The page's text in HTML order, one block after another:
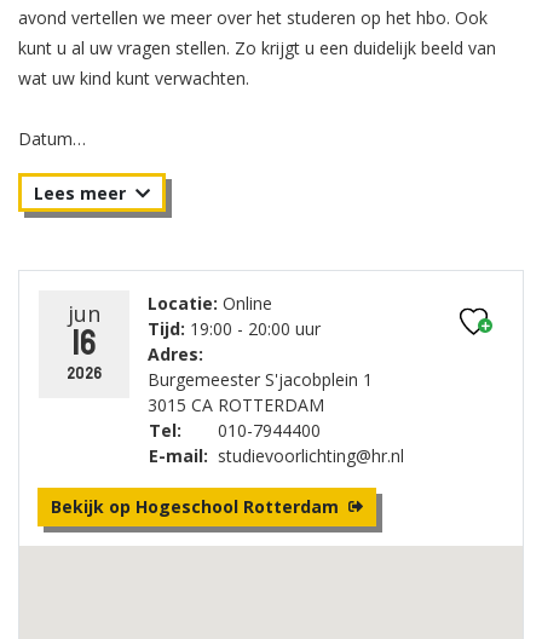
avond vertellen we meer over het studeren op het hbo. Ook
kunt u al uw vragen stellen. Zo krijgt u een duidelijk beeld van
wat uw kind kunt verwachten.
Datum
Dinsdag 16 juni van 19.00 - 20.00 uur.
jun
16
2026
Locatie: Online
Tijd: 19:00 - 20:00 uur
Adres:
Burgemeester S'jacobplein 1
3015 CA ROTTERDAM
Tel:
E-mail:
010-7944400
studievoorlichting@hr.nl
Bekijk op Hogeschool Rotterdam